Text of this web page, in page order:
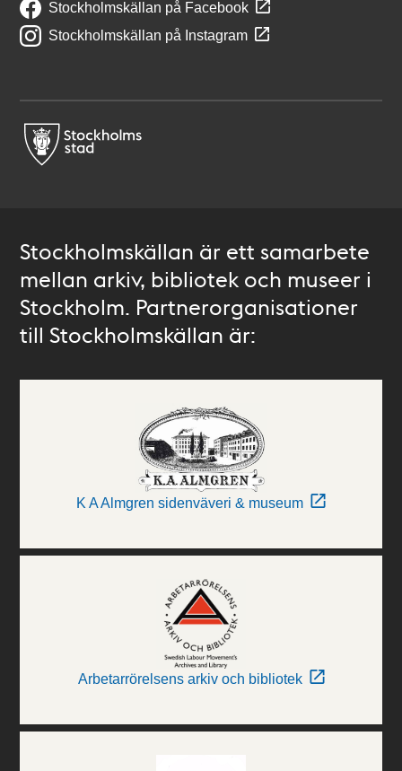
Stockholmskällan på Facebook
Stockholmskällan på Instagram
Stockholmskällan är ett samarbete
mellan arkiv, bibliotek och museer i
Stockholm. Partnerorganisationer
till Stockholmskällan är:
K A Almgren sidenväveri & museum
Arbetarrörelsens arkiv och bibliotek